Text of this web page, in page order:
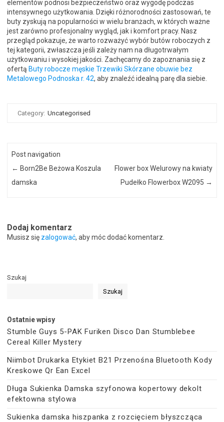
elementów podnosi bezpieczeństwo oraz wygodę podczas
intensywnego użytkowania. Dzięki różnorodności zastosowań, te
buty zyskują na popularności w wielu branżach, w których ważne
jest zarówno profesjonalny wygląd, jak i komfort pracy. Nasz
przegląd pokazuje, że warto rozważyć wybór butów roboczych z
tej kategorii, zwłaszcza jeśli zależy nam na długotrwałym
użytkowaniu i wysokiej jakości. Zachęcamy do zapoznania się z
ofertą Buty robocze męskie Trzewiki Skórzane obuwie bez
Metalowego Podnoska r. 42, aby znaleźć idealną parę dla siebie.
Category: Uncategorised
Post navigation
← Born2Be Beżowa Koszula
damska
Flower box Welurowy na kwiaty
Pudełko Flowerbox W2095 →
Dodaj komentarz
Musisz się zalogować, aby móc dodać komentarz.
Szukaj
Szukaj
Ostatnie wpisy
Stumble Guys 5-PAK Furiken Disco Dan Stumblebee
Cereal Killer Mystery
Niimbot Drukarka Etykiet B21 Przenośna Bluetooth Kody
Kreskowe Qr Ean Excel
Długa Sukienka Damska szyfonowa kopertowy dekolt
efektowna stylowa
Sukienka damska hiszpanka z rozcięciem błyszcząca